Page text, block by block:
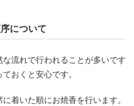
について
流れで行われることが多いです
おくと安心です。
着いた順にお焼香を行います。